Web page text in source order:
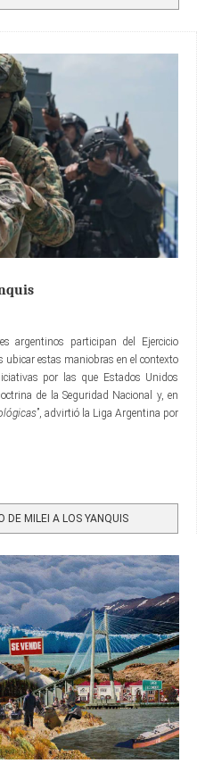
argentinos participan del Ejercicio
estas maniobras en el contexto
por las que Estados Unidos
de la Seguridad Nacional y, en
”, advirtió la Liga Argentina por
MILEI A LOS YANQUIS